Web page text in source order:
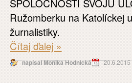
SPOLOČNOSTI SVOJU
Ružomberku na Katolíckej
žurnalistiky.
Čítaj ďalej »
napísal Monika Hodnická 20.6.2015